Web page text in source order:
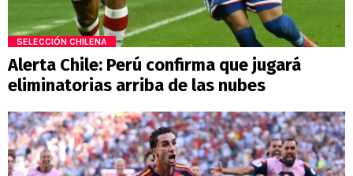
SELECCIÓN CHILENA
Alerta Chile: Perú confirma que jugará
eliminatorias arriba de las nubes